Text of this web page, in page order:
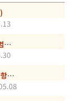
임시체육시설 야구장 하절기 운영시간 연장 시범운영 안내
[필독]미추홀구 공공체육시설 이용 관련 변경사항 안내